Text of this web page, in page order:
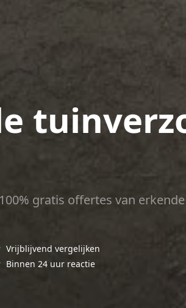
gratis offertes van
Vrijblijvend vergelijken
Binnen 24 uur reactie